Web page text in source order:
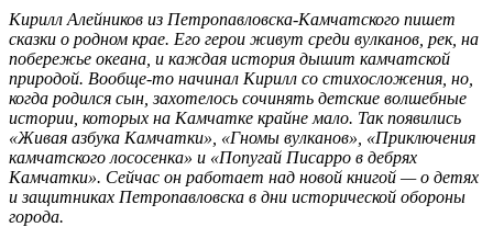
Кирилл Алейников из Петропавловска-Камчатского пишет
сказки о родном крае. Его герои живут среди вулканов, рек, на
побережье океана, и каждая история дышит камчатской
природой. Вообще-то начинал Кирилл со стихосложения, но,
когда родился сын, захотелось сочинять детские волшебные
истории, которых на Камчатке крайне мало. Так появились
«Живая азбука Камчатки», «Гномы вулканов», «Приключения
камчатского лососенка» и «Попугай Писарро в дебрях
Камчатки». Сейчас он работает над новой книгой — о детях
и защитниках Петропавловска в дни исторической обороны
города.